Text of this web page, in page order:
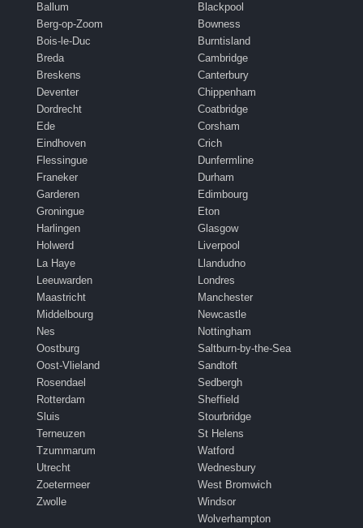
Ballum
Berg-op-Zoom
Bois-le-Duc
Breda
Breskens
Deventer
Dordrecht
Ede
Eindhoven
Flessingue
Franeker
Garderen
Groningue
Harlingen
Holwerd
La Haye
Leeuwarden
Maastricht
Middelbourg
Nes
Oostburg
Oost-Vlieland
Rosendael
Rotterdam
Sluis
Terneuzen
Tzummarum
Utrecht
Zoetermeer
Zwolle
Blackpool
Bowness
Burntisland
Cambridge
Canterbury
Chippenham
Coatbridge
Corsham
Crich
Dunfermline
Durham
Edimbourg
Eton
Glasgow
Liverpool
Llandudno
Londres
Manchester
Newcastle
Nottingham
Saltburn-by-the-Sea
Sandtoft
Sedbergh
Sheffield
Stourbridge
St Helens
Watford
Wednesbury
West Bromwich
Windsor
Wolverhampton